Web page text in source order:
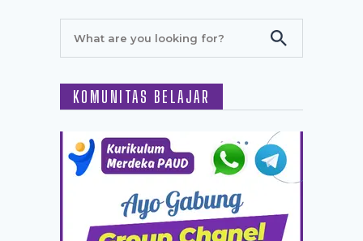
KOMUNITAS BELAJAR